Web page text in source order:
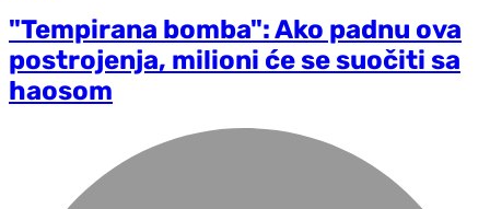
"Tempirana bomba": Ako padnu ova
postrojenja, milioni će se suočiti sa
haosom